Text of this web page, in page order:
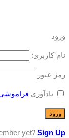
ورود
نام کاربری:
رمز عبور
یادآوری
yet? Sign Up